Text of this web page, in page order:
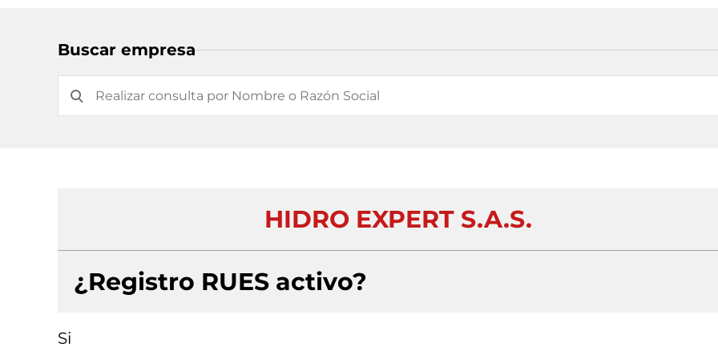
Buscar empresa
HIDRO EXPERT S.A.S.
¿Registro RUES activo?
Si